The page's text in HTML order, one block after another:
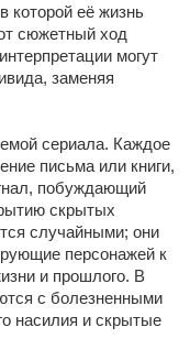
которой её жизнь
сюжетный ход
могут
заменяя
сериала. Каждое
письма или книги,
побуждающий
скрытых
случайными; они
персонажей к
и прошлого. В
с болезненными
насилия и скрытые